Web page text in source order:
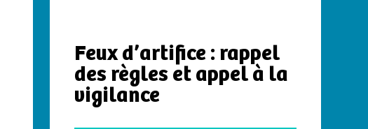
Feux d’artifice : rappel
des règles et appel à la
vigilance